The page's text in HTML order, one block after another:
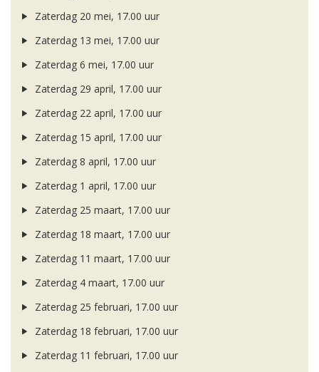
Zaterdag 20 mei, 17.00 uur
Zaterdag 13 mei, 17.00 uur
Zaterdag 6 mei, 17.00 uur
Zaterdag 29 april, 17.00 uur
Zaterdag 22 april, 17.00 uur
Zaterdag 15 april, 17.00 uur
Zaterdag 8 april, 17.00 uur
Zaterdag 1 april, 17.00 uur
Zaterdag 25 maart, 17.00 uur
Zaterdag 18 maart, 17.00 uur
Zaterdag 11 maart, 17.00 uur
Zaterdag 4 maart, 17.00 uur
Zaterdag 25 februari, 17.00 uur
Zaterdag 18 februari, 17.00 uur
Zaterdag 11 februari, 17.00 uur